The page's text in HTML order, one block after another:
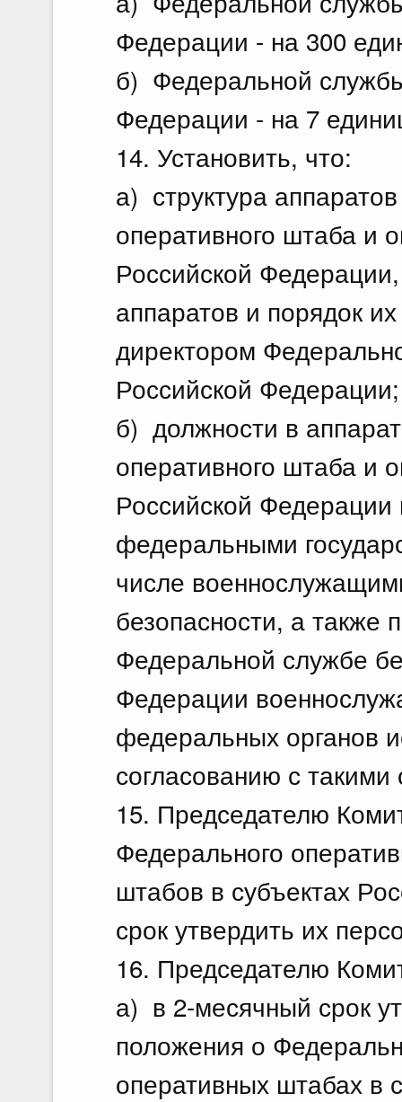
Федерации - на 300
б) Федеральной
Федерации - на 7
14. Установить, что:
а) структура
оперативного штаба и
Российской
аппаратов и порядок
директором
Российской Федерации;
б) должности в
оперативного штаба и
Российской
федеральными
числе
безопасности, а также
Федеральной службе
Федерации
федеральных органов
согласованию с такими
15. Председателю
Федерального
штабов в субъектах
срок утвердить их
16. Председателю
а) в 2-месячный срок
положения о
оперативных штабах в